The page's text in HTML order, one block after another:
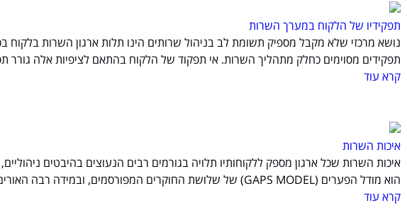
תפקידיו של הלקוח במערך השרות
נושא מרכזי שלא מקבל מספיק תשומת לב בניהול שרותים הינו תלות ארגון השרות בלקוח
תפקידים מסוימים כחלק מתהליך השרות. אי תפקוד של הלקוח בהתאם לציפיות אלה
קרא עוד
איכות השרות
איכות השרות שכל ארגון מספק ללקוחותיו תלויה בגורמים רבים הנעוצים בהיבטים
הוא מודל הפערים (GAPS MODEL) של שלושת החוקרים המפורסמים, ובמידה רבה האורים והתומים בכל הקשור לנושא איכות השרות: Leonard Berry ,A .Parasuramanו- Valerie Zeithaml*.
קרא עוד